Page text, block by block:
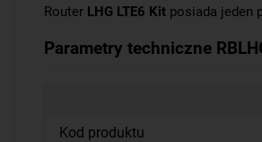
Router LHG LTE6 Kit posiada jeden
Parametry techniczne
Kod produktu